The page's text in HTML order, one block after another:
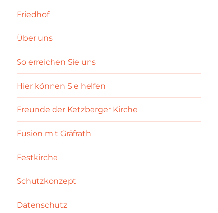
Friedhof
Über uns
So erreichen Sie uns
Hier können Sie helfen
Freunde der Ketzberger Kirche
Fusion mit Gräfrath
Festkirche
Schutzkonzept
Datenschutz